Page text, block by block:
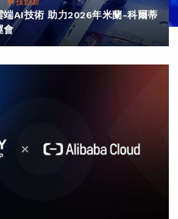
端AI技術 助力2026年米蘭-科爾蒂
會